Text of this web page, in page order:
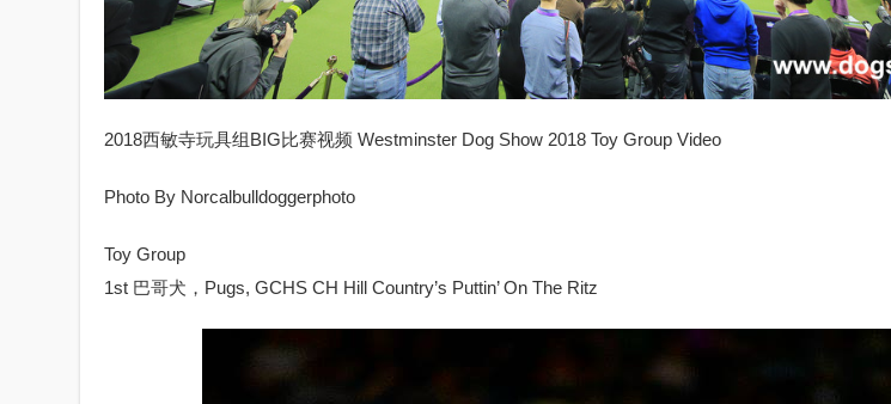
2018西敏寺玩具组BIG比赛视频 Westminster Dog Show 2018 Toy Group Video
Photo By Norcalbulldoggerphoto
Toy Group
1st 巴哥犬，Pugs, GCHS CH Hill Country’s Puttin’ On The Ritz